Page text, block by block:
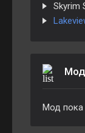
Skyrim
Мод
Мод пока